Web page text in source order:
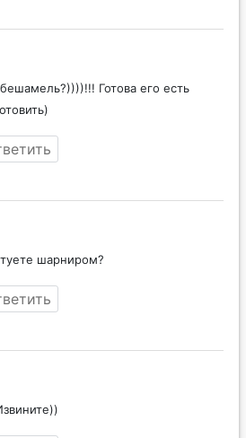
Готова его есть
шарниром?